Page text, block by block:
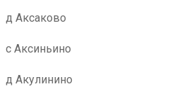
д Аксаково
с Аксиньино
д Акулинино